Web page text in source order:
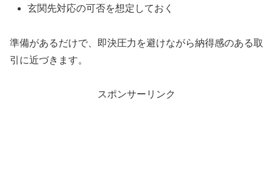
玄関先対応の可否を想定しておく
準備があるだけで、即決圧力を避けながら納得感のある取
引に近づきます。
スポンサーリンク